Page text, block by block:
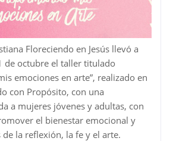
Floreciendo en Jesús llevó a
de octubre el taller titulado
emociones en arte”, realizado en
con Propósito, con una
a mujeres jóvenes y adultas, con
el bienestar emocional y
la reflexión, la fe y el arte.